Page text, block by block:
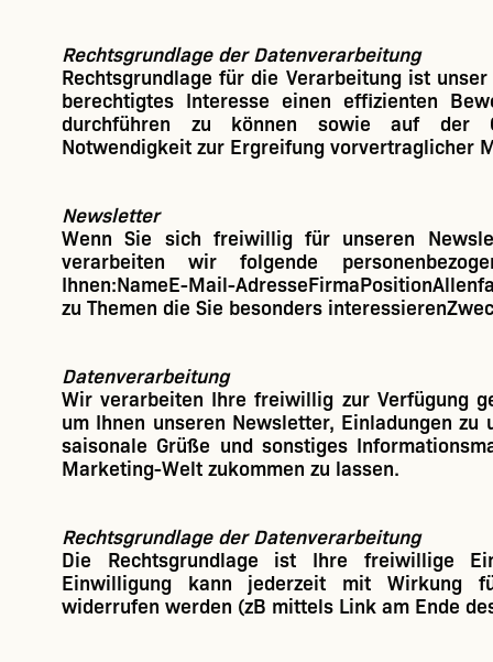
Rechtsgrundlage der Datenverarbeitung
Rechtsgrundlage für die Verarbeitung ist
berechtigtes Interesse einen effizienten
durchführen zu können sowie auf der
Notwendigkeit zur Ergreifung vorvertraglicher
Newsletter
Wenn Sie sich freiwillig für unseren
verarbeiten wir folgende
Ihnen:NameE-Mail-
zu Themen die Sie besonders interessieren
Datenverarbeitung
Wir verarbeiten Ihre freiwillig zur Verfügung
um Ihnen unseren Newsletter, Einladungen zu
saisonale Grüße und sonstiges
Marketing-Welt zukommen zu lassen.
Rechtsgrundlage der Datenverarbeitung
Die Rechtsgrundlage ist Ihre freiwillige
Einwilligung kann jederzeit mit Wirkung
widerrufen werden (zB mittels Link am Ende